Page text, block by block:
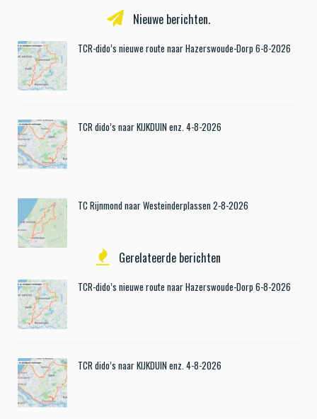
Nieuwe berichten.
TCR-dido’s nieuwe route naar Hazerswoude-Dorp 6-8-2026
TCR dido’s naar KIJKDUIN enz. 4-8-2026
TC Rijnmond naar Westeinderplassen 2-8-2026
Gerelateerde berichten
TCR-dido’s nieuwe route naar Hazerswoude-Dorp 6-8-2026
TCR dido’s naar KIJKDUIN enz. 4-8-2026